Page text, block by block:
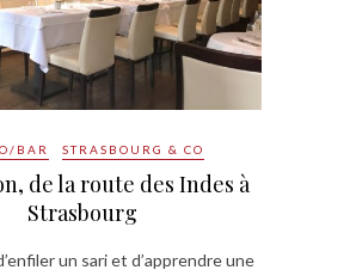
BAR STRASBOURG & CO
de la route des Indes à
Strasbourg
un sari et d’apprendre une